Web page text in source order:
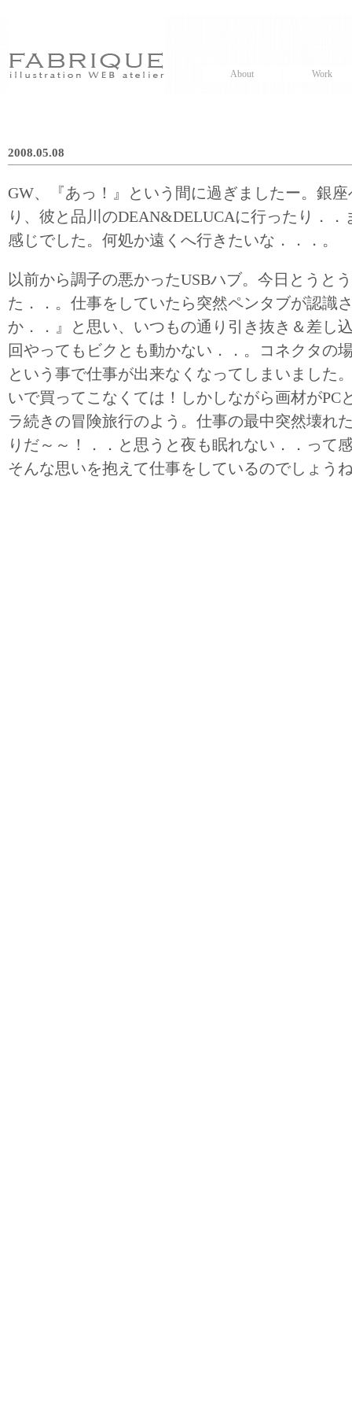
About Work
2008.05.08
GW、『あっ！』という間に過ぎましたー。銀
り、彼と品川のDEAN&DELUCAに行ったり．
感じでした。何処か遠くへ行きたいな．．．。
以前から調子の悪かったUSBハブ。今日とうと
た．．。仕事をしていたら突然ペンタブが認識
か．．』と思い、いつもの通り引き抜き＆差し
回やってもビクとも動かない．．。コネクタの
という事で仕事が出来なくなってしまいました
いで買ってこなくては！しかしながら画材がPC
ラ続きの冒険旅行のよう。仕事の最中突然壊れ
りだ～～！．．と思うと夜も眠れない．．って
そんな思いを抱えて仕事をしているのでしょう